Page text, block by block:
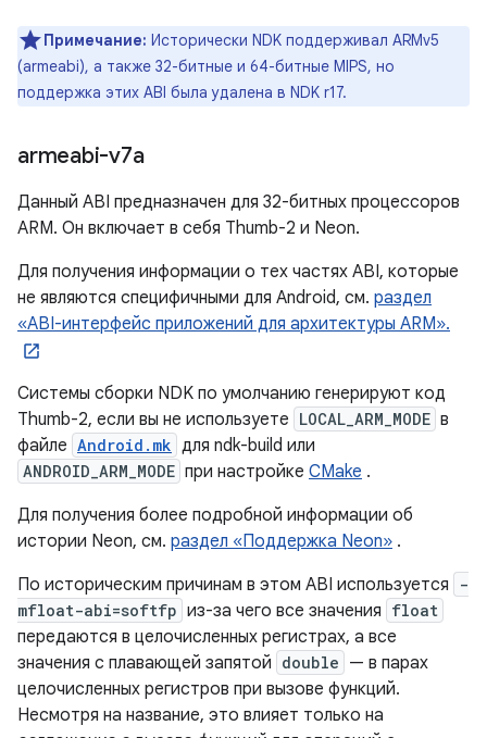
Примечание: Исторически NDK поддерживал ARMv5
(armeabi), а также 32-битные и 64-битные MIPS, но
поддержка этих ABI была удалена в NDK r17.
armeabi-v7a
Данный ABI предназначен для 32-битных процессоров
ARM. Он включает в себя Thumb-2 и Neon.
Для получения информации о тех частях ABI, которые
не являются специфичными для Android, см. раздел
«ABI-интерфейс приложений для архитектуры ARM».
Системы сборки NDK по умолчанию генерируют код
Thumb-2, если вы не используете LOCAL_ARM_MODE в
файле Android.mk для ndk-build или
ANDROID_ARM_MODE при настройке CMake .
Для получения более подробной информации об
истории Neon, см. раздел «Поддержка Neon» .
По историческим причинам в этом ABI используется
-
mfloat-abi=softfp из-за чего все значения float
передаются в целочисленных регистрах, а все
значения с плавающей запятой double — в парах
целочисленных регистров при вызове функций.
Несмотря на название, это влияет только на